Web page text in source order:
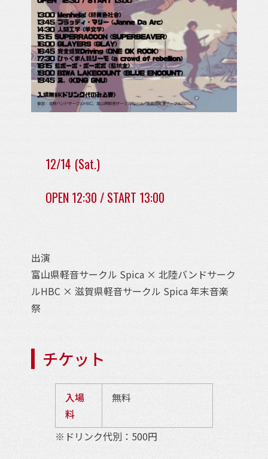
12/14 (Sat.)
OPEN 12:30 / START 13:00
出演
富山県軽音サークル Spica × 北陸バンドサーク
ルHBC × 滋賀県軽音サークル Spica 年末音楽
祭
チケット
入場
料
無料
※ドリンク代別：500円